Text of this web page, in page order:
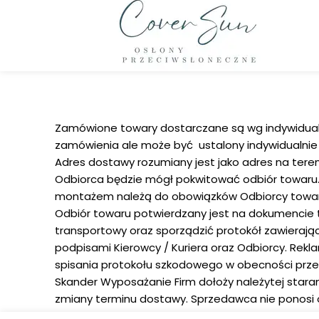
Zamówione towary dostarczane są wg
zamówienia ale może być ustalony
Adres dostawy rozumiany jest jako adres na
Odbiorca będzie mógł pokwitować odbiór
montażem należą do obowiązków Odbiorcy
Odbiór towaru potwierdzany jest na
transportowy oraz sporządzić protokół
podpisami Kierowcy / Kuriera oraz Odbiorcy.
spisania protokołu szkodowego w obecności
Skander Wyposażanie Firm dołoży należytej
zmiany terminu dostawy. Sprzedawca nie